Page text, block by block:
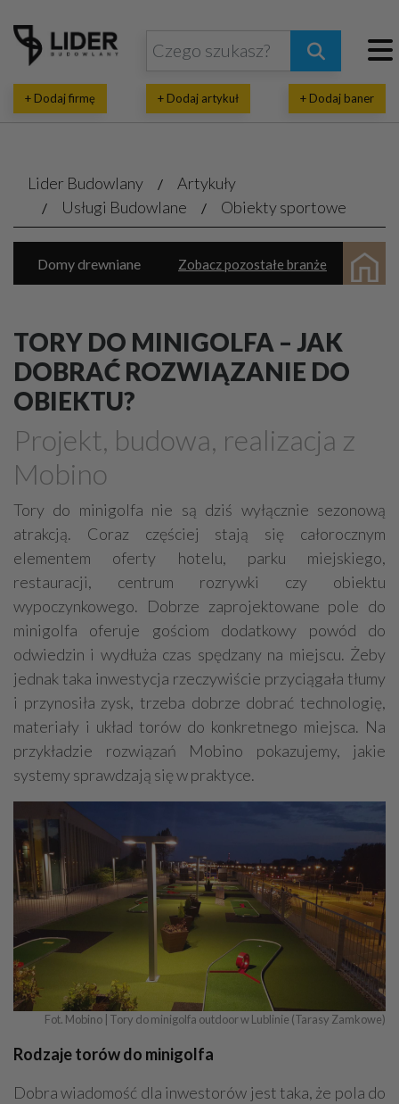
+ Dodaj firmę + Dodaj artykuł + Dodaj baner
Lider Budowlany
Artykuły
Usługi Budowlane
Obiekty sportowe
Zobacz pozostałe branże
Domy drewniane
Parkiety, panele, tarasy
Architektoniczne, projektowe biura
Termoizolacja
Deweloperzy
Metaloplastyka, kowalstwo artystyczne
Garaże - budowa, sprzedaż
Uzdatnianie wody
Prace ziemne, fundamenty, wykopy
Ogrody zimowe
Obiekty rolnicze
Studnie
Finanse
Elewacje, docieplenia
Stalowe konstrukcje
Remonty, renowacje
Osuszanie
Obiekty sportowe
Sauny, SPA
Ekspertyzy budowlane / ochrona środowiska
Drogi - budowa, sprzęt, usługi
Brukarstwo
Tartaki
Stolarskie usługi
Ślusarstwo, metale - obróbka
Wykonanie pod klucz
Rozbiórki, wyburzenia
Inżynieria budowlana
Kamieniarstwo
Adwokaci
Odśnieżanie
Geodezja - usługi, sprzęt Dekarstwo
TORY DO MINIGOLFA – JAK
DOBRAĆ ROZWIĄZANIE DO
OBIEKTU?
Projekt, budowa, realizacja z
Mobino
Tory do minigolfa nie są dziś wyłącznie sezonową
atrakcją. Coraz częściej stają się całorocznym
elementem oferty hotelu, parku miejskiego,
restauracji, centrum rozrywki czy obiektu
wypoczynkowego. Dobrze zaprojektowane pole do
minigolfa oferuje gościom dodatkowy powód do
odwiedzin i wydłuża czas spędzany na miejscu. Żeby
jednak taka inwestycja rzeczywiście przyciągała tłumy
i przynosiła zysk, trzeba dobrze dobrać technologię,
materiały i układ torów do konkretnego miejsca. Na
przykładzie rozwiązań Mobino pokazujemy, jakie
systemy sprawdzają się w praktyce.
Fot. Mobino | Tory do minigolfa outdoor w Lublinie (Tarasy Zamkowe)
Rodzaje torów do minigolfa
Dobra wiadomość dla inwestorów jest taka, że pola do